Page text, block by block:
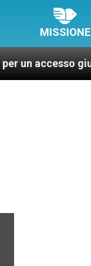
MISSIONE
giusto ed